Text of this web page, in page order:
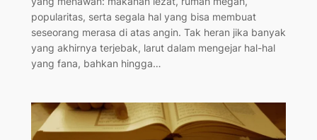
popularitas, serta segala hal yang bisa membuat
seseorang merasa di atas angin. Tak heran jika banyak
yang akhirnya terjebak, larut dalam mengejar hal-hal
yang fana, bahkan hingga…